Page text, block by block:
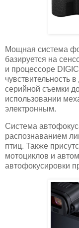
Мощная система
базируется на
и процессоре
чувствительность
серийной съемки
использовании
электронным.
Система
распознаванием
птиц. Также
мотоциклов и
автофокусировки